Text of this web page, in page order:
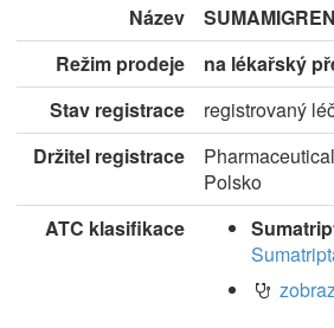
Název
Režim prodeje
na lékařský
Stav registrace
registrovaný
Držitel registrace
Polsko
ATC klasifikace